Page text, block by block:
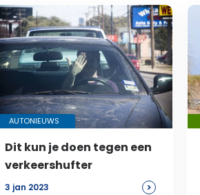
AUTONIEUWS
Dit kun je doen tegen een
verkeershufter
3 jan 2023 >